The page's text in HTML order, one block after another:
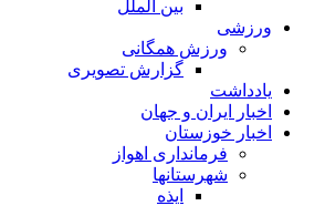
بین الملل
ورزشی
ورزش همگانی
گزارش تصویری
یادداشت
اخبار ایران و جهان
اخبار خوزستان
فرمانداری اهواز
شهرستانها
ایذه